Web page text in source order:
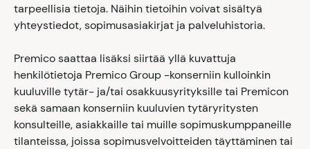
tarpeellisia tietoja. Näihin tietoihin voivat sisältyä
yhteystiedot, sopimusasiakirjat ja palveluhistoria.
Premico saattaa lisäksi siirtää yllä kuvattuja
henkilötietoja Premico Group -konserniin kulloinkin
kuuluville tytär- ja/tai osakkuusyrityksille tai Premicon
sekä samaan konserniin kuuluvien tytäryritysten
konsulteille, asiakkaille tai muille sopimuskumppaneille
tilanteissa, joissa sopimusvelvoitteiden täyttäminen tai